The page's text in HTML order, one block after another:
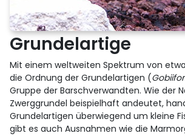
Grundelartige
Mit einem weltweiten Spektrum von
die Ordnung der Grundelartigen (
Gruppe der Barschverwandten. Wie der
Zwerggrundel beispielhaft andeutet,
Grundelartigen überwiegend um kleine
gibt es auch Ausnahmen wie die